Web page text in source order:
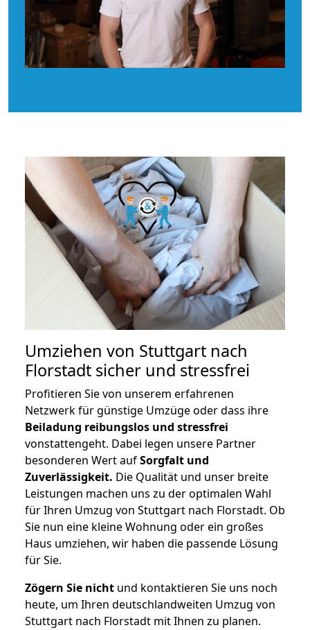
Umziehen von Stuttgart nach
Florstadt sicher und stressfrei
Profitieren Sie von unserem erfahrenen
Netzwerk für günstige Umzüge oder dass ihre
Beiladung reibungslos und stressfrei
vonstattengeht. Dabei legen unsere Partner
besonderen Wert aufSorgfalt und
Zuverlässigkeit. Die Qualität und unser breite
Leistungen machen uns zu der optimalen Wahl
für Ihren Umzug von Stuttgart nach Florstadt. Ob
Sie nun eine kleine Wohnung oder ein großes
Haus umziehen, wir haben die passende Lösung
für Sie.
Zögern Sie nicht und kontaktieren Sie uns noch
heute, um Ihren deutschlandweiten Umzug von
Stuttgart nach Florstadt mit Ihnen zu planen.